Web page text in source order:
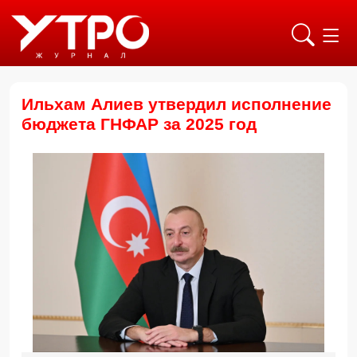
Ильхам Алиев утвердил исполнение
бюджета ГНФАР за 2025 год